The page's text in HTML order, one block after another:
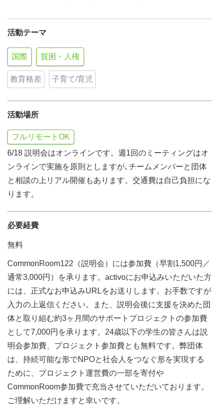
活動テーマ
国際 貧困・人権
教育格差 子育て/育児
活動場所
フルリモートOK
6/18 説明会はオンラインです。週1回のミーティングはオ
ンラインで実施を原則としますが､チームメンバーと団体
と相談の上リアル開催もあります。交通費は自己負担にな
ります。
必要経費
無料
CommonRoom122（説明会）には参加費（早割1,500円／
通常3,000円）を承ります。activoにお申込みいただいた方
には、正式なお申込みURLをお送りします。お手数ですが
入力の上返信ください。また、説明会後に支援を決めた団
体と取り組む約3ヶ月間のサポートプロジェクトの参加費
として7,000円を承ります。24歳以下の学生の皆さんは説
明会参加費、プロジェクト参加費とも無料です。弊団体
は、持続可能な形でNPOと社会人をつなぐ形を実現する
ために、プロジェクト運営費の一部を寄付や
CommonRoom参加費で充当させていただいております。
ご理解いただけますと幸いです。